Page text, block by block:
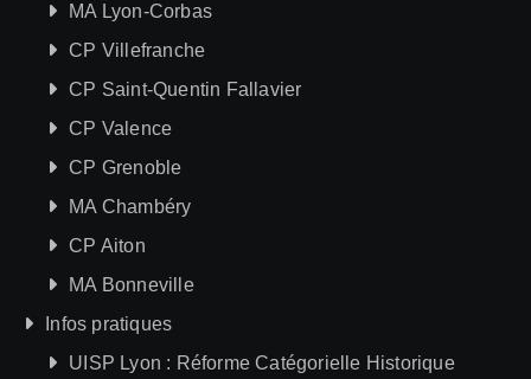
MA Lyon-Corbas
CP Villefranche
CP Saint-Quentin Fallavier
CP Valence
CP Grenoble
MA Chambéry
CP Aiton
MA Bonneville
Infos pratiques
UISP Lyon : Réforme Catégorielle Historique